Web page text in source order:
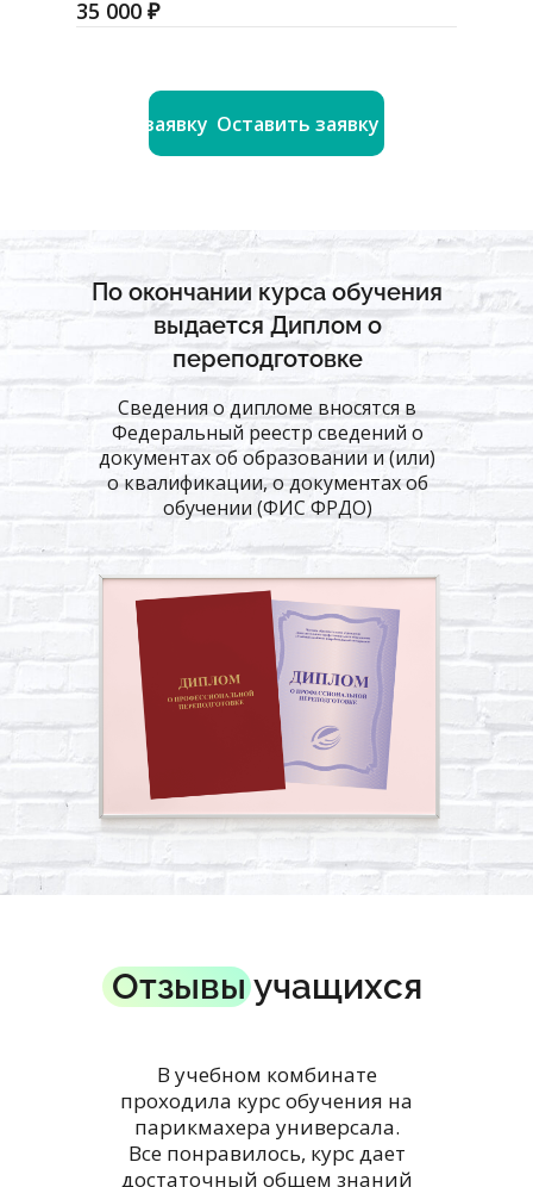
35 000 ₽
Оставить заявку Оставить заявку
По окончании курса обучения
выдается Диплом о
переподготовке
Сведения о дипломе вносятся в
Федеральный реестр сведений о
документах об образовании и (или)
о квалификации, о документах об
обучении (ФИС ФРДО)
Отзывы учащихся
В учебном комбинате
проходила курс обучения на
парикмахера универсала.
Все понравилось, курс дает
достаточный общем знаний